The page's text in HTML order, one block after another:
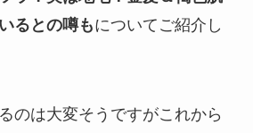
るとの噂もについてご紹介し
のは大変そうですがこれから